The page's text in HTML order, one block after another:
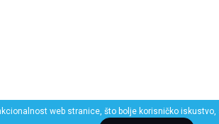
web stranice, što bolje korisničko